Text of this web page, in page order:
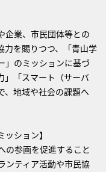
企業、市民団体等との
力を賜りつつ、「青山学
」のミッションに基づ
」「スマート（サーバ
、地域や社会の課題へ
ション】
の参画を促進すること
ンティア活動や市民協